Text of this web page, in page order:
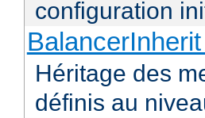
configuration
Héritage des
définis au